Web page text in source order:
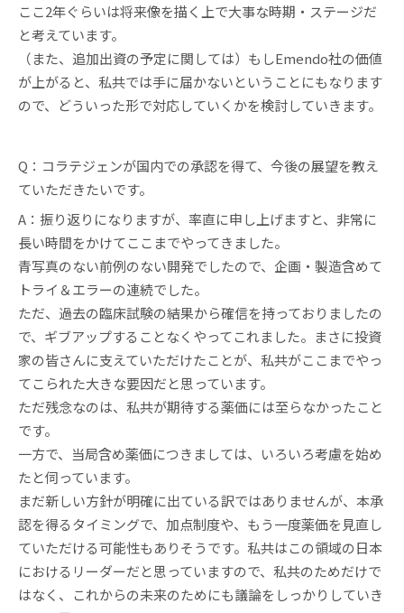
ここ2年ぐらいは将来像を描く上で大事な時期・ステージだ
と考えています。
（また、追加出資の予定に関しては）もしEmendo社の価値
が上がると、私共では手に届かないということにもなります
ので、どういった形で対応していくかを検討していきます。
Q：コラテジェンが国内での承認を得て、今後の展望を教え
ていただきたいです。
A：振り返りになりますが、率直に申し上げますと、非常に
長い時間をかけてここまでやってきました。
青写真のない前例のない開発でしたので、企画・製造含めて
トライ＆エラーの連続でした。
ただ、過去の臨床試験の結果から確信を持っておりましたの
で、ギブアップすることなくやってこれました。まさに投資
家の皆さんに支えていただけたことが、私共がここまでやっ
てこられた大きな要因だと思っています。
ただ残念なのは、私共が期待する薬価には至らなかったこと
です。
一方で、当局含め薬価につきましては、いろいろ考慮を始め
たと伺っています。
まだ新しい方針が明確に出ている訳ではありませんが、本承
認を得るタイミングで、加点制度や、もう一度薬価を見直し
ていただける可能性もありそうです。私共はこの領域の日本
におけるリーダーだと思っていますので、私共のためだけで
はなく、これからの未来のためにも議論をしっかりしていき